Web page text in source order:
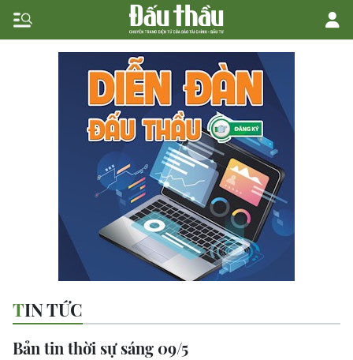
TIN TỨC
Bản tin thời sự sáng 09/5